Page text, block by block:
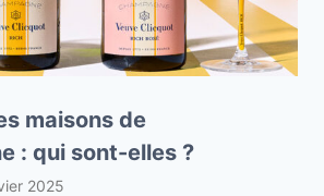
maisons de
: qui sont-elles ?
2025